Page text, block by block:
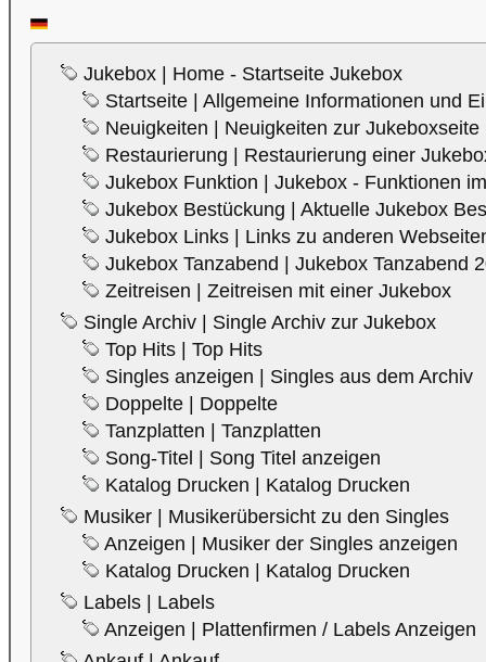
Jukebox | Home - Startseite Jukebox
Startseite | Allgemeine Informationen und
Neuigkeiten | Neuigkeiten zur Jukeboxseite
Restaurierung | Restaurierung einer
Jukebox Funktion | Jukebox - Funktionen
Jukebox Bestückung | Aktuelle Jukebox
Jukebox Links | Links zu anderen
Jukebox Tanzabend | Jukebox Tanzabend
Zeitreisen | Zeitreisen mit einer Jukebox
Single Archiv | Single Archiv zur Jukebox
Top Hits | Top Hits
Singles anzeigen | Singles aus dem Archiv
Doppelte | Doppelte
Tanzplatten | Tanzplatten
Song-Titel | Song Titel anzeigen
Katalog Drucken | Katalog Drucken
Musiker | Musikerübersicht zu den Singles
Anzeigen | Musiker der Singles anzeigen
Katalog Drucken | Katalog Drucken
Labels | Labels
Anzeigen | Plattenfirmen / Labels Anzeigen